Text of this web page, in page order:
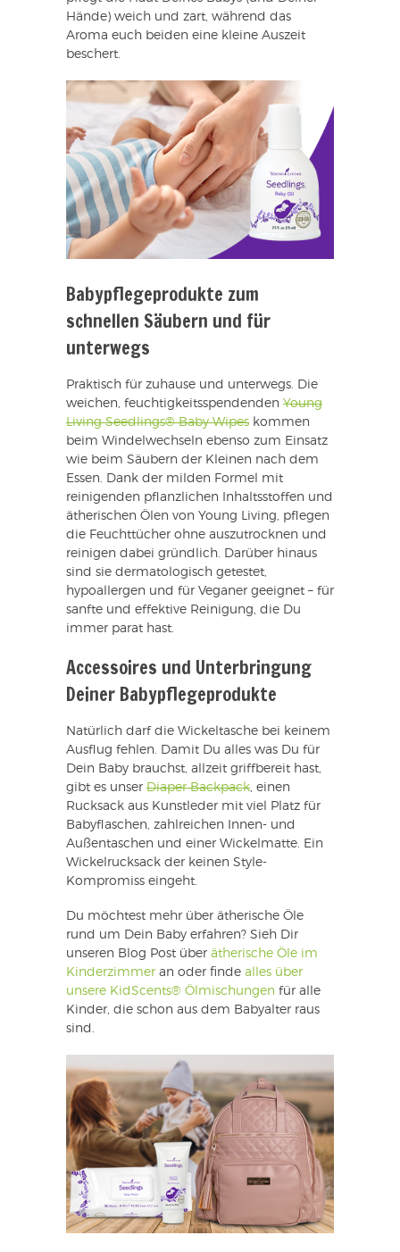
Hände) weich und zart, während das
Aroma euch beiden eine kleine Auszeit
beschert.
Babypflegeprodukte zum
schnellen Säubern und für
unterwegs
Praktisch für zuhause und unterwegs. Die
weichen, feuchtigkeitsspendenden Young
Living Seedlings® Baby Wipes kommen
beim Windelwechseln ebenso zum Einsatz
wie beim Säubern der Kleinen nach dem
Essen. Dank der milden Formel mit
reinigenden pflanzlichen Inhaltsstoffen und
ätherischen Ölen von Young Living, pflegen
die Feuchttücher ohne auszutrocknen und
reinigen dabei gründlich. Darüber hinaus
sind sie dermatologisch getestet,
hypoallergen und für Veganer geeignet – für
sanfte und effektive Reinigung, die Du
immer parat hast.
Accessoires und Unterbringung
Deiner Babypflegeprodukte
Natürlich darf die Wickeltasche bei keinem
Ausflug fehlen. Damit Du alles was Du für
Dein Baby brauchst, allzeit griffbereit hast,
gibt es unser Diaper Backpack, einen
Rucksack aus Kunstleder mit viel Platz für
Babyflaschen, zahlreichen Innen- und
Außentaschen und einer Wickelmatte. Ein
Wickelrucksack der keinen Style-
Kompromiss eingeht.
Du möchtest mehr über ätherische Öle
rund um Dein Baby erfahren? Sieh Dir
unseren Blog Post über ätherische Öle im
Kinderzimmer an oder finde alles über
unsere KidScents® Ölmischungen für alle
Kinder, die schon aus dem Babyalter raus
sind.